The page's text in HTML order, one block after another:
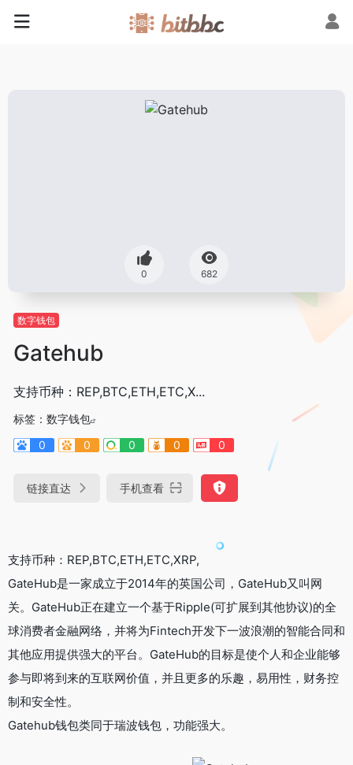
0 682
数字钱包
Gatehub
支持币种：REP,BTC,ETH,ETC,X...
标签： 数字钱包
0
0 0 0 0
链接直达 手机查看
支持币种：REP,BTC,ETH,ETC,XRP,
GateHub是一家成立于2014年的英国公司，GateHub又叫网
关。GateHub正在建立一个基于Ripple(可扩展到其他协议)的全
球消费者金融网络，并将为Fintech开发下一波浪潮的智能合同和
其他应用提供强大的平台。GateHub的目标是使个人和企业能够
参与即将到来的互联网价值，并且更多的乐趣，易用性，财务控
制和安全性。
Gatehub钱包类同于瑞波钱包，功能强大。